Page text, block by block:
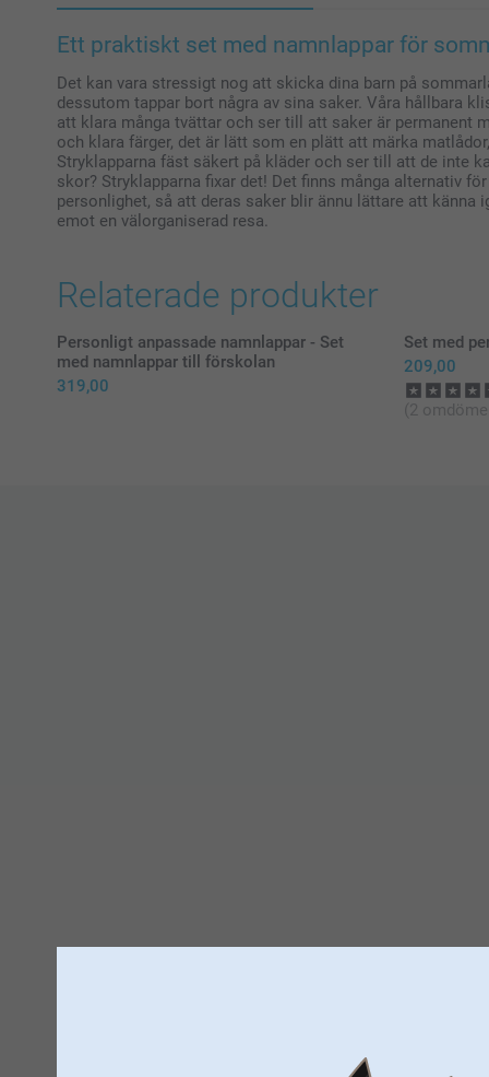
Ett praktiskt set med namnlappar för
Det kan vara stressigt nog att skicka dina barn på
dessutom tappar bort några av sina saker. Våra hållbara
att klara många tvättar och ser till att saker är permanent
och klara färger, det är lätt som en plätt att märka
Stryklapparna fäst säkert på kläder och ser till att de inte
skor? Stryklapparna fixar det! Det finns många alternativ
personlighet, så att deras saker blir ännu lättare att känna
emot en välorganiserad resa.
Relaterade produkter
Personligt anpassade namnlappar - Set
med namnlappar till förskolan
319,00
Set med
209,00
(2